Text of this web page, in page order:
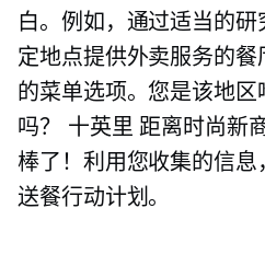
白。例如，通过适当的
定地点提供外卖服务的
的菜单选项。您是该地
吗？ 十英里 距离时尚新
棒了！利用您收集的信
送餐行动计划。